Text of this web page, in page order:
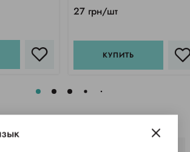
27 грн/шт
КУПИТЬ